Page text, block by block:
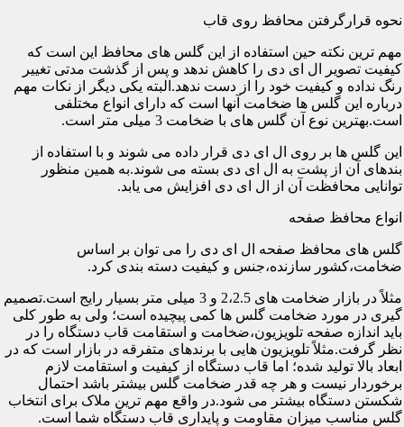
نحوه قرارگرفتن محافظ روی قاب
مهم ترین نکته حین استفاده از این گلس های محافظ این است که
کیفیت تصویر ال ای دی را کاهش ندهد و پس از گذشت مدتی تغییر
رنگ نداده و کیفیت خود را از دست ندهد.البته یکی دیگر از نکات مهم
درباره این گلس ها ضخامت آنها است که دارای انواع مختلفی
است.بهترین نوع آن گلس های با ضخامت 3 میلی متر است.
این گلس ها بر روی ال ای دی قرار داده می شوند و با استفاده از
بندهای آن از پشت به ال ای دی بسته می شوند.به همین منظور
توانایی محافظت آن از ال ای دی افزایش می یابد.
انواع محافظ صفحه
گلس های محافظ صفحه ال ای دی را می توان بر اساس
ضخامت،کشور سازنده،جنس و کیفیت دسته بندی کرد.
مثلاً در بازار ضخامت های 2،2.5 و 3 میلی متر بسیار رایج است.تصمیم
گیری در مورد ضخامت گلس ها کمی پیچیده است؛ ولی به طور کلی
باید اندازه صفحه تلویزیون،ضخامت و استقامت قاب دستگاه را در
نظر گرفت.مثلاً تلویزیون هایی با برندهای متفرقه در بازار است که در
ابعاد بالا تولید شده؛ اما قاب دستگاه از کیفیت و استقامت لازم
برخوردار نیست و هر چه قدر ضخامت گلس بیشتر باشد احتمال
شکستن دستگاه بیشتر می شود.در واقع مهم ترین ملاک برای انتخاب
گلس مناسب میزان مقاومت و پایداری قاب دستگاه شما است.